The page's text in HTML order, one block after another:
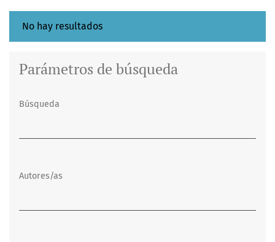
No hay resultados
Parámetros de búsqueda
Búsqueda
Autores/as